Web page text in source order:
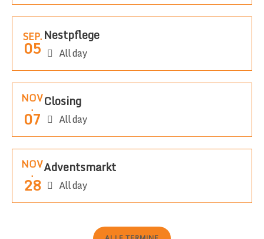
SEP.
05
Nestpflege
All day
NOV
.
07
Closing
All day
NOV
.
28
Adventsmarkt
All day